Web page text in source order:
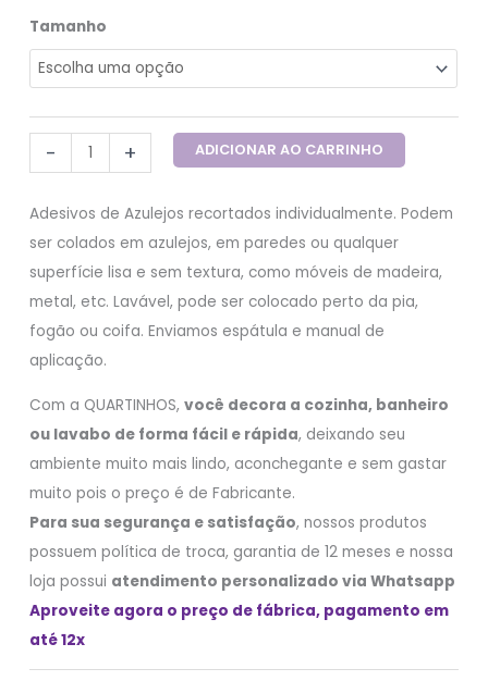
Tamanho
- + ADICIONAR AO CARRINHO
Adesivos de Azulejos recortados individualmente. Podem
ser colados em azulejos, em paredes ou qualquer
superfície lisa e sem textura, como móveis de madeira,
metal, etc. Lavável, pode ser colocado perto da pia,
fogão ou coifa. Enviamos espátula e manual de
aplicação.
Com a QUARTINHOS,você decora a cozinha, banheiro
ou lavabo de forma fácil e rápida, deixando seu
ambiente muito mais lindo, aconchegante e sem gastar
muito pois o preço é de Fabricante.
Para sua segurança e satisfação, nossos produtos
possuem política de troca, garantia de 12 meses e nossa
loja possui atendimento personalizado via Whatsapp
Aproveite agora o preço de fábrica, pagamento em
até 12x